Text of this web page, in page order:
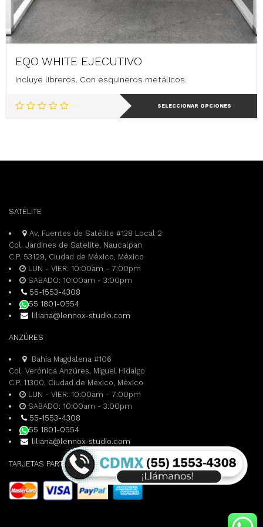
EQO WHITE EJECUTIVO
Incluye libreros. Con esquineros metálicos.
SELECCIONAR OPCIONES
Este
producto
Las
la
página
de
producto
SATÉLITE
Av. Fuentes de Satélite #138 Local 2
Col. Jardines de Satelite, Naucalpan
C.P. 53129, Ciudad de México, México
LUN - VIER: 10:00am - 7:00pm
SABADO: 10:00am - 3:00pm
55-1553-4308
55 1801-0554
liliana@lennox-studio.com
ANZÚRES
Bahía Magdalena #106
Col. Verónica Anzúres, Miguel Hidalgo
C.P. 11300, Ciudad de México, México
LUN - VIER: 10:00am - 7:00pm
SABADO: 10:00am - 3:00pm
55-1553-4308
55 1801-0554
liliana@lennox-studio.com
TARJETAS PARTICIPANTES